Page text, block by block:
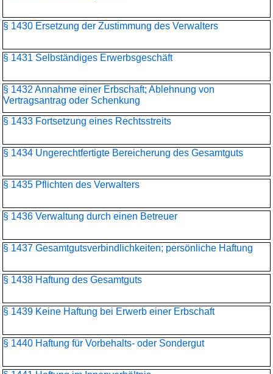
§ 1430 Ersetzung der Zustimmung des Verwalters
§ 1431 Selbständiges Erwerbsgeschäft
§ 1432 Annahme einer Erbschaft; Ablehnung von
Vertragsantrag oder Schenkung
§ 1433 Fortsetzung eines Rechtsstreits
§ 1434 Ungerechtfertigte Bereicherung des Gesamtguts
§ 1435 Pflichten des Verwalters
§ 1436 Verwaltung durch einen Betreuer
§ 1437 Gesamtgutsverbindlichkeiten; persönliche Haftung
§ 1438 Haftung des Gesamtguts
§ 1439 Keine Haftung bei Erwerb einer Erbschaft
§ 1440 Haftung für Vorbehalts- oder Sondergut